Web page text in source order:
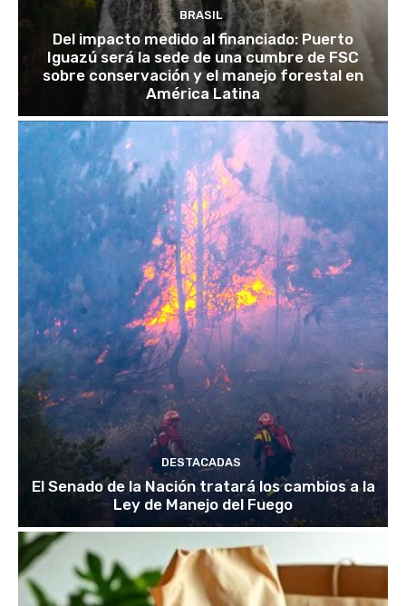
BRASIL
Del impacto medido al financiado: Puerto
Iguazú será la sede de una cumbre de FSC
sobre conservación y el manejo forestal en
América Latina
DESTACADAS
El Senado de la Nación tratará los cambios a la
Ley de Manejo del Fuego